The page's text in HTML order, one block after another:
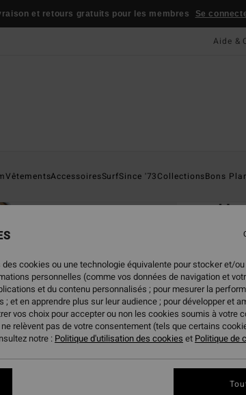
et retours gratuits pour les membres Se
Aide &
VêtementsAccessoiresSurfSince '73CollectionsBons
BONS
cookies ou une technologie équivalente pour stocker et/
personnelles (comme vos données de navigation et
et du contenu personnalisés ; pour mesurer la
et en apprendre plus sur leur audience ; pour développer et
vos choix pour accepter ou non les cookies soumis à votre
relèvent pas de votre consentement (tels que certains
notre : Politique d'utilisation des cookies et Politique de